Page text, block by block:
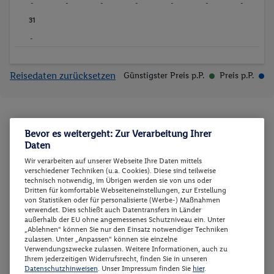
- - - - - -
-
31
-
Reisedaten zurücksetzen Günstigster Preis p.P. Preis p.P.
Zimmer und Verpflegung wählen
Wann verreisen Sie? |
Preis aufsteigend
Doppelzimmer KomfortGeist
Buchen
Doppelzimmer KomfortGeist
Bevor es weitergeht: Zur Verarbeitung Ihrer
Daten
Wir verarbeiten auf unserer Webseite Ihre Daten mittels
verschiedener Techniken (u.a. Cookies). Diese sind teilweise
technisch notwendig, im Übrigen werden sie von uns oder
Dritten für komfortable Webseiteneinstellungen, zur Erstellung
von Statistiken oder für personalisierte (Werbe-) Maßnahmen
verwendet. Dies schließt auch Datentransfers in Länder
außerhalb der EU ohne angemessenes Schutzniveau ein. Unter
„Ablehnen“ können Sie nur den Einsatz notwendiger Techniken
zulassen. Unter „Anpassen“ können sie einzelne
Verwendungszwecke zulassen. Weitere Informationen, auch zu
Ihrem jederzeitigen Widerrufsrecht, finden Sie in unseren
Datenschutzhinweisen. Unser Impressum finden Sie hier.